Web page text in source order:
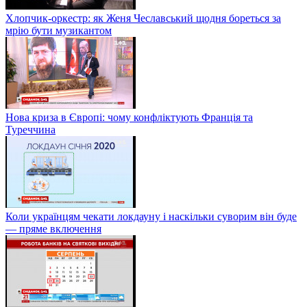
Хлопчик-оркестр: як Женя Чеславський щодня бореться за
мрію бути музикантом
Нова криза в Європі: чому конфліктують Франція та
Туреччина
Коли українцям чекати локдауну і наскільки суворим він буде
— пряме включення